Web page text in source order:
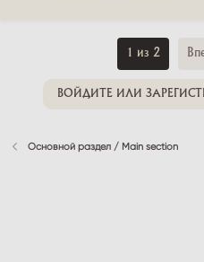
1 из 2
ВОЙДИТЕ ИЛИ
Основной раздел / Main section